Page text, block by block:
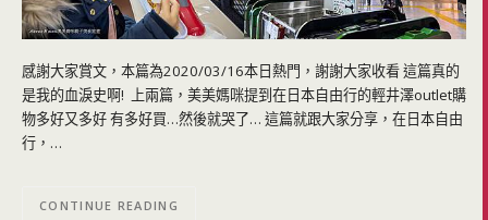
感謝大家賞文，本篇為2020/03/16本日熱門，謝謝大家收看 這篇真的
是我的血淚史啊! 上兩篇，美美媽咪提到在日本自由行的輕井澤outlet購
物多好又多好 有多好買…然後就哭了… 這篇就跟大家分享，在日本自由
行，…
CONTINUE READING